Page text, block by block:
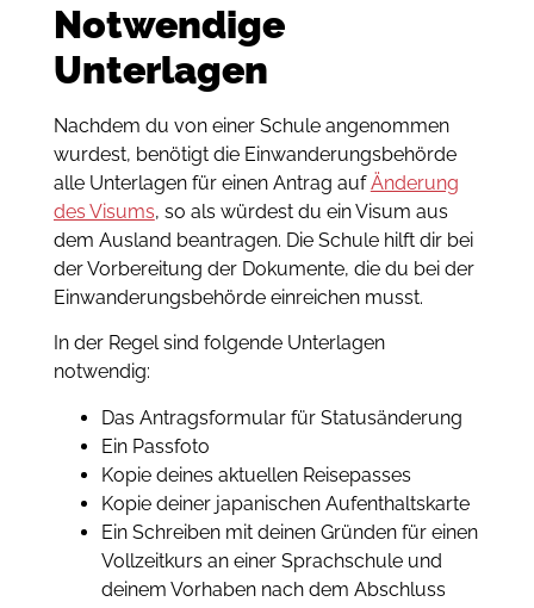
Notwendige
Unterlagen
Nachdem du von einer Schule angenommen
wurdest, benötigt die Einwanderungsbehörde
alle Unterlagen für einen Antrag aufÄnderung
des Visums, so als würdest du ein Visum aus
dem Ausland beantragen. Die Schule hilft dir bei
der Vorbereitung der Dokumente, die du bei der
Einwanderungsbehörde einreichen musst.
In der Regel sind folgende Unterlagen
notwendig:
Das Antragsformular für Statusänderung
Ein Passfoto
Kopie deines aktuellen Reisepasses
Kopie deiner japanischen Aufenthaltskarte
Ein Schreiben mit deinen Gründen für einen
Vollzeitkurs an einer Sprachschule und
deinem Vorhaben nach dem Abschluss